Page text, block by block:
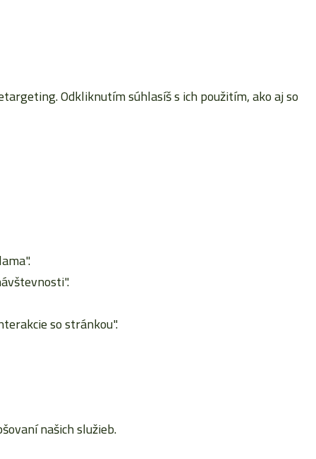
Odkliknutím súhlasíš s ich použitím, ako aj so
so stránkou".
našich služieb.